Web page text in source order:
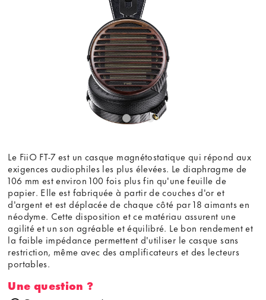
Le FiiO FT-7 est un casque magnétostatique qui répond aux
exigences audiophiles les plus élevées. Le diaphragme de
106 mm est environ 100 fois plus fin qu'une feuille de
papier. Elle est fabriquée à partir de couches d'or et
d'argent et est déplacée de chaque côté par 18 aimants en
néodyme. Cette disposition et ce matériau assurent une
agilité et un son agréable et équilibré. Le bon rendement et
la faible impédance permettent d'utiliser le casque sans
restriction, même avec des amplificateurs et des lecteurs
portables.
Une question ?